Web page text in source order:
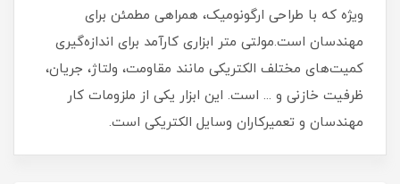
ویژه که با طراحی ارگونومیک، همراهی مطمئن برای
مهندسان است.مولتی متر ابزاری کارآمد برای اندازه‌گیری
کمیت‌های مختلف الکتریکی مانند مقاومت، ولتاژ، جریان،
ظرفیت خازنی و ... است. این ابزار یکی از ملزومات کار
مهندسان و تعمیرکاران وسایل الکتریکی است.